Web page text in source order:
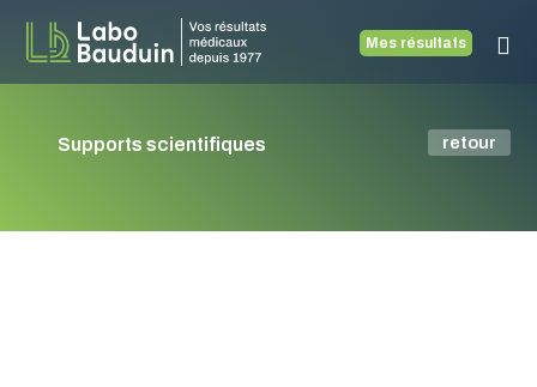
Mes résultats
Supports scientifiques retour